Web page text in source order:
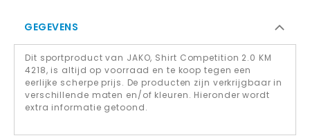
GEGEVENS
Dit sportproduct van JAKO, Shirt Competition 2.0 KM
4218, is altijd op voorraad en te koop tegen een
eerlijke scherpe prijs. De producten zijn verkrijgbaar in
verschillende maten en/of kleuren. Hieronder wordt
extra informatie getoond.